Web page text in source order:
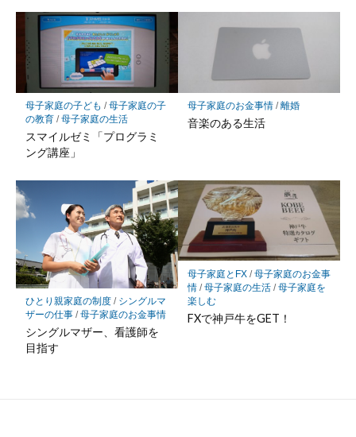
母子家庭の子ども /母子家庭の子
の教育/母子家庭の生活
スマイルゼミ「プログラミ
ング講座」
母子家庭のお金事情/離婚
音楽のある生活
ひとり親家庭の制度/ シングルマ
ザーの仕事/母子家庭のお金事情
シングルマザー、看護師を
目指す
母子家庭とFX/母子家庭のお金事
情/母子家庭の生活/母子家庭を
楽しむ
FXで神戸牛をGET！